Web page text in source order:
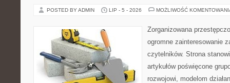
POSTED BY ADMIN LIP - 5 - 2026 MOŻLIWOŚĆ
Zorganizowana
ogromne zainteresowanie
czytelników. Strona
artykułów poświęcone
rozwojowi, modelom